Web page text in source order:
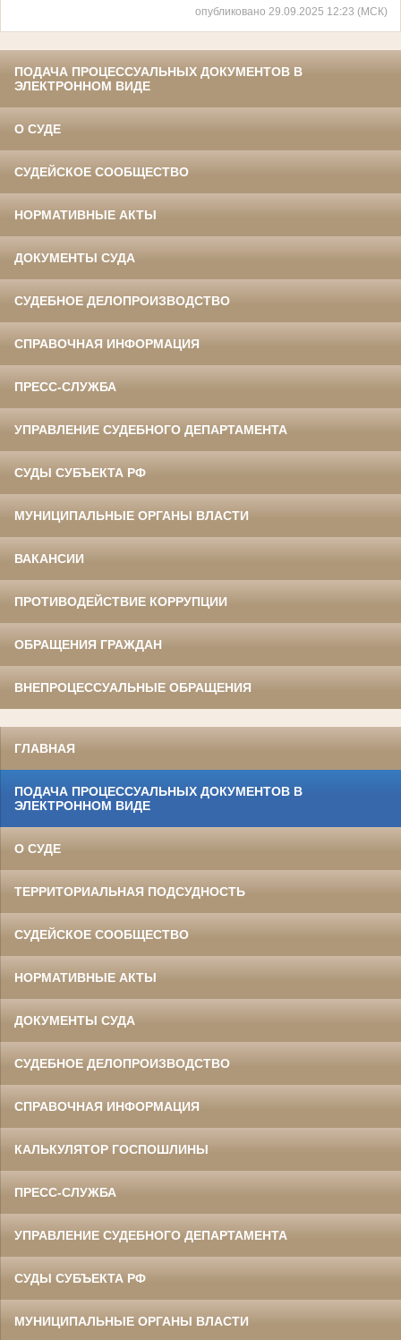
опубликовано 29.09.2025 12:23 (МСК)
ПОДАЧА ПРОЦЕССУАЛЬНЫХ ДОКУМЕНТОВ В
ЭЛЕКТРОННОМ ВИДЕ
О СУДЕ
СУДЕЙСКОЕ СООБЩЕСТВО
НОРМАТИВНЫЕ АКТЫ
ДОКУМЕНТЫ СУДА
СУДЕБНОЕ ДЕЛОПРОИЗВОДСТВО
СПРАВОЧНАЯ ИНФОРМАЦИЯ
ПРЕСС-СЛУЖБА
УПРАВЛЕНИЕ СУДЕБНОГО ДЕПАРТАМЕНТА
СУДЫ СУБЪЕКТА РФ
МУНИЦИПАЛЬНЫЕ ОРГАНЫ ВЛАСТИ
ВАКАНСИИ
ПРОТИВОДЕЙСТВИЕ КОРРУПЦИИ
ОБРАЩЕНИЯ ГРАЖДАН
ВНЕПРОЦЕССУАЛЬНЫЕ ОБРАЩЕНИЯ
ГЛАВНАЯ
ПОДАЧА ПРОЦЕССУАЛЬНЫХ ДОКУМЕНТОВ В
ЭЛЕКТРОННОМ ВИДЕ
О СУДЕ
ТЕРРИТОРИАЛЬНАЯ ПОДСУДНОСТЬ
СУДЕЙСКОЕ СООБЩЕСТВО
НОРМАТИВНЫЕ АКТЫ
ДОКУМЕНТЫ СУДА
СУДЕБНОЕ ДЕЛОПРОИЗВОДСТВО
СПРАВОЧНАЯ ИНФОРМАЦИЯ
КАЛЬКУЛЯТОР ГОСПОШЛИНЫ
ПРЕСС-СЛУЖБА
УПРАВЛЕНИЕ СУДЕБНОГО ДЕПАРТАМЕНТА
СУДЫ СУБЪЕКТА РФ
МУНИЦИПАЛЬНЫЕ ОРГАНЫ ВЛАСТИ